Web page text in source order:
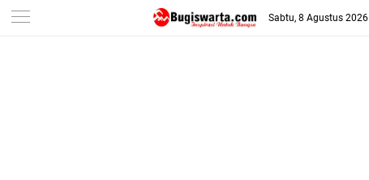
-->
Sabtu, 8 Agustus 2026